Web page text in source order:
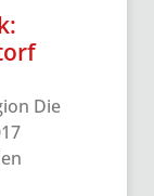
Die